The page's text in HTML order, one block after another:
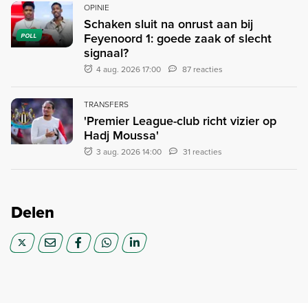
POLL
OPINIE
Schaken sluit na onrust aan bij
Feyenoord 1: goede zaak of slecht
signaal?
4 aug. 2026 17:00 87 reacties
TRANSFERS
'Premier League-club richt vizier op
Hadj Moussa'
3 aug. 2026 14:00 31 reacties
Delen